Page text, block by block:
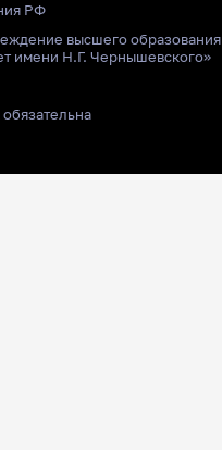
РФ
высшего образования
имени Н.Г. Чернышевского»